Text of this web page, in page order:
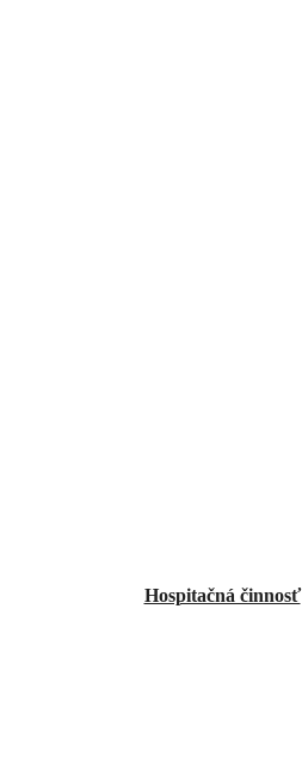
Hospitačná činnosť